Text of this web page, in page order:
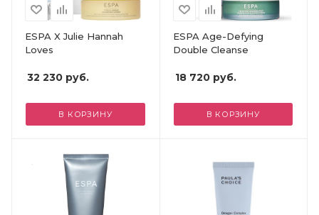
ESPA X Julie Hannah
Loves
32 230 руб.
В КОРЗИНУ
ESPA Age-Defying
Double Cleanse
18 720руб.
В КОРЗИНУ